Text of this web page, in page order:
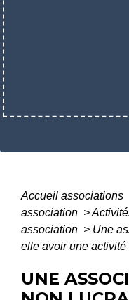
Accueil associations
association >
association > Une
elle avoir une
UNE